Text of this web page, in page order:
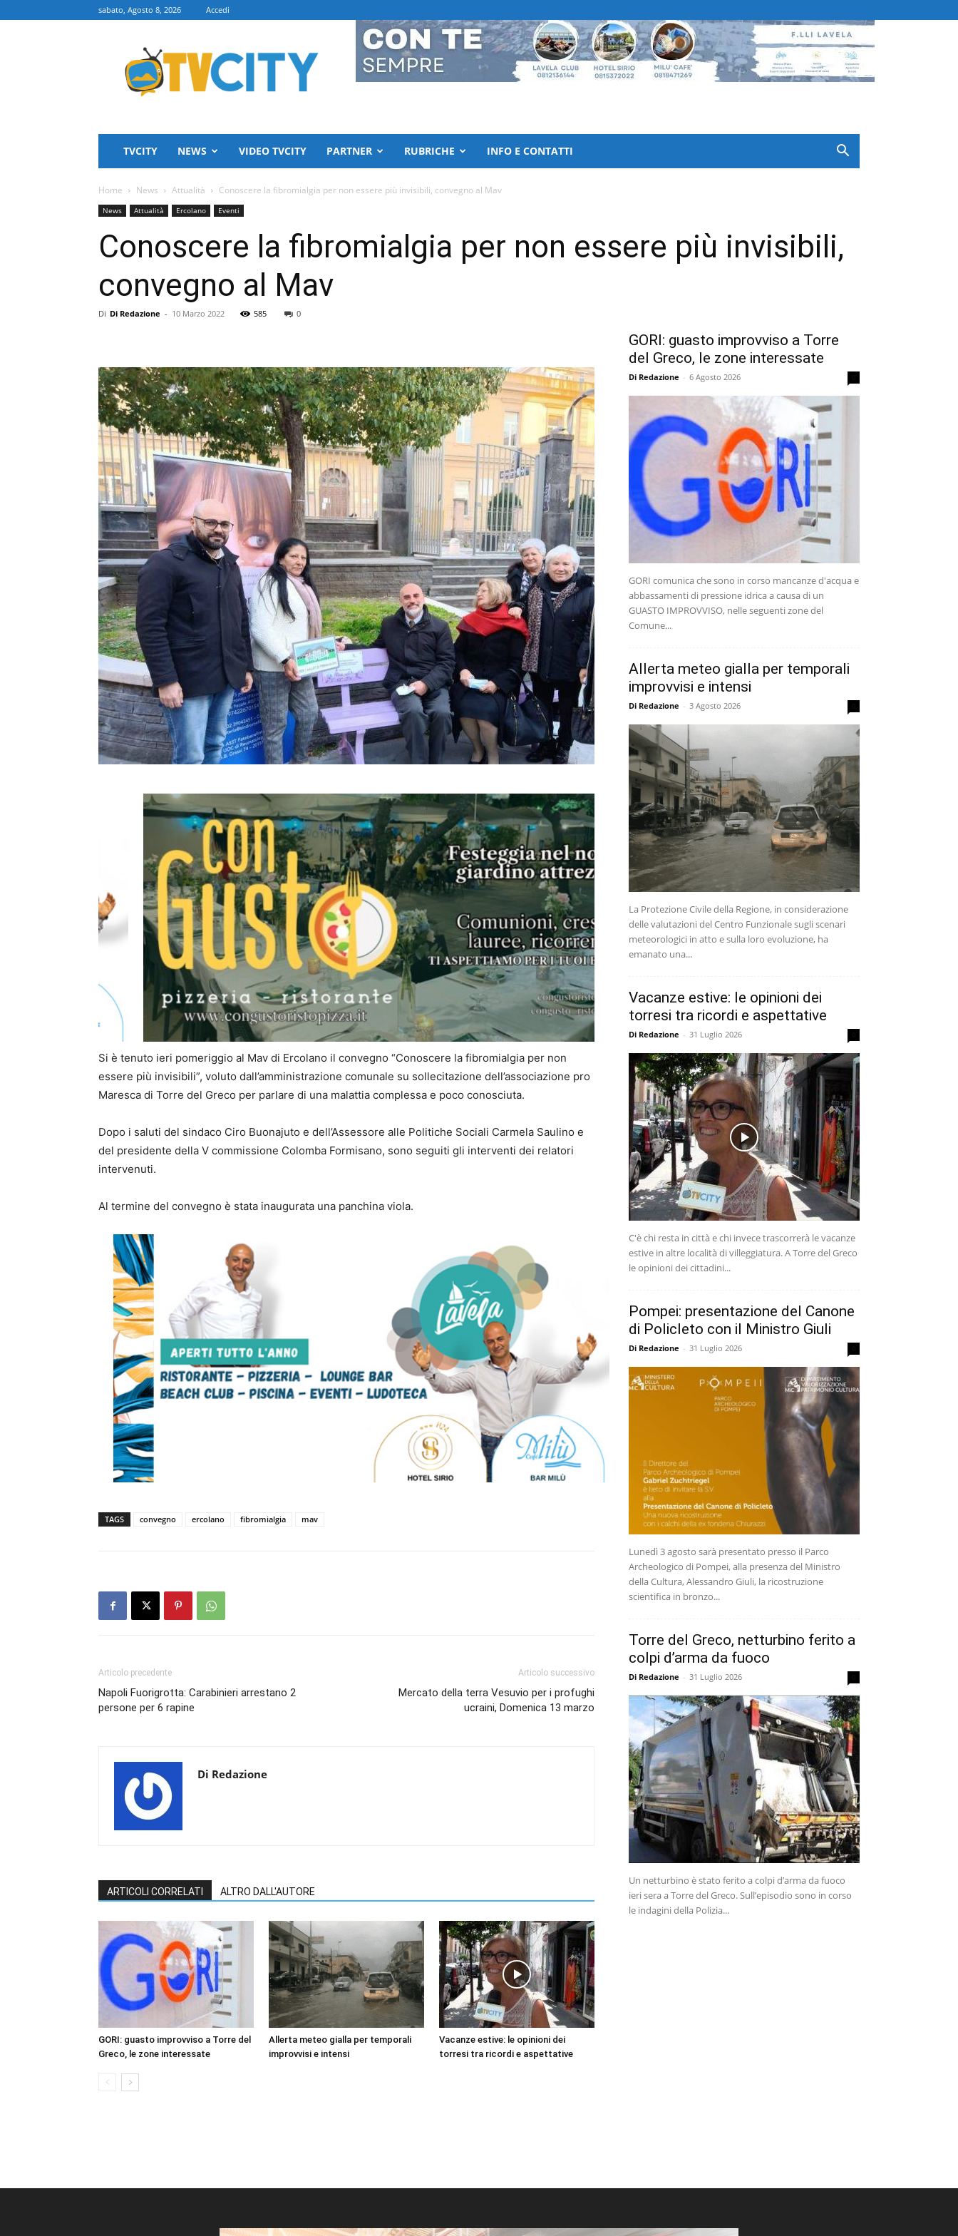
sabato, Agosto 8, 2026 Accedi
TVCITY
TVCITY NEWS VIDEO TVCITY PARTNER RUBRICHE INFO E CONTATTI
Home News Attualità Conoscere la fibromialgia per non essere più invisibili, convegno al Mav
News Attualità Ercolano Eventi
Conoscere la fibromialgia per non essere più invisibili,
convegno al Mav
Di Di Redazione - 10 Marzo 2022 585 0
Si è tenuto ieri pomeriggio al Mav di Ercolano il convegno “Conoscere la fibromialgia per non
essere più invisibili”, voluto dall’amministrazione comunale su sollecitazione dell’associazione pro
Maresca di Torre del Greco per parlare di una malattia complessa e poco conosciuta.
Dopo i saluti del sindaco Ciro Buonajuto e dell’Assessore alle Politiche Sociali Carmela Saulino e
del presidente della V commissione Colomba Formisano, sono seguiti gli interventi dei relatori
intervenuti.
Al termine del convegno è stata inaugurata una panchina viola.
TAGS convegno ercolano fibromialgia mav
Articolo precedente
Napoli Fuorigrotta: Carabinieri arrestano 2
persone per 6 rapine
Articolo successivo
Mercato della terra Vesuvio per i profughi
ucraini, Domenica 13 marzo
Di Redazione
ARTICOLI CORRELATI ALTRO DALL'AUTORE
GORI: guasto improvviso a Torre del
Greco, le zone interessate
Allerta meteo gialla per temporali
improvvisi e intensi
Vacanze estive: le opinioni dei
torresi tra ricordi e aspettative
GORI: guasto improvviso a Torre
del Greco, le zone interessate
Di Redazione - 6 Agosto 2026
GORI comunica che sono in corso mancanze d'acqua e
abbassamenti di pressione idrica a causa di un
GUASTO IMPROVVISO, nelle seguenti zone del
Comune...
Allerta meteo gialla per temporali
improvvisi e intensi
Di Redazione - 3 Agosto 2026
La Protezione Civile della Regione, in considerazione
delle valutazioni del Centro Funzionale sugli scenari
meteorologici in atto e sulla loro evoluzione, ha
emanato una...
Vacanze estive: le opinioni dei
torresi tra ricordi e aspettative
Di Redazione - 31 Luglio 2026
C'è chi resta in città e chi invece trascorrerà le vacanze
estive in altre località di villeggiatura. A Torre del Greco
le opinioni dei cittadini...
Pompei: presentazione del Canone
di Policleto con il Ministro Giuli
Di Redazione - 31 Luglio 2026
Lunedì 3 agosto sarà presentato presso il Parco
Archeologico di Pompei, alla presenza del Ministro
della Cultura, Alessandro Giuli, la ricostruzione
scientifica in bronzo...
Torre del Greco, netturbino ferito a
colpi d’arma da fuoco
Di Redazione - 31 Luglio 2026
Un netturbino è stato ferito a colpi d’arma da fuoco
ieri sera a Torre del Greco. Sull’episodio sono in corso
le indagini della Polizia...